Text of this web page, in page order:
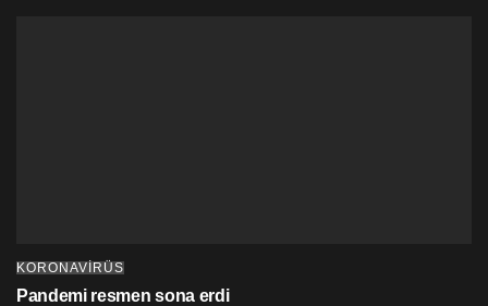
KORONAVİRÜS
Pandemi resmen sona erdi